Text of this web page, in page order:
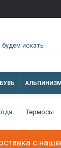
Термосы
с